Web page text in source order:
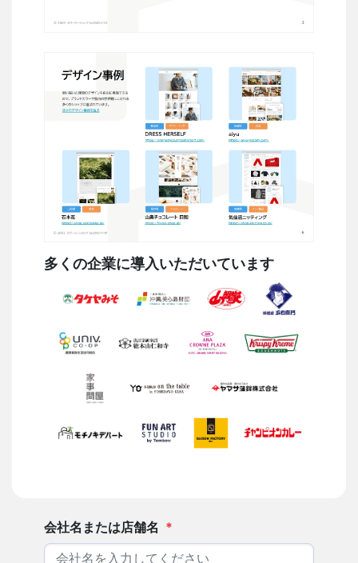
多くの企業に導入いただいています
会社名または店舗名 *